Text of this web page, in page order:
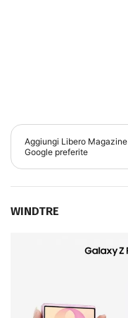
Aggiungi Libero Magazine
Google preferite
WINDTRE